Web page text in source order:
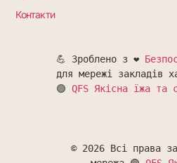
Контакти
💪 Зроблено з ❤️
для мережі закладів
🟢 QFS Якісна їжа та
© 2026 Всі права